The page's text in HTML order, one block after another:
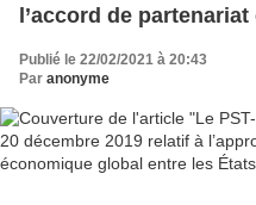
l’accord de
les États de l’AELE et
Publié le 22/02/2021 à 20:43
Par anonyme